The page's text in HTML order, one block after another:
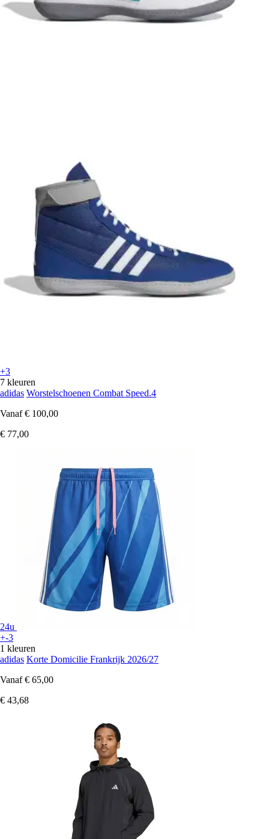
+3
7 kleuren
adidas Worstelschoenen Combat Speed.4
Vanaf € 100,00
€ 77,00
24u
+-3
1 kleuren
adidas Korte Domicilie Frankrijk 2026/27
Vanaf € 65,00
€ 43,68